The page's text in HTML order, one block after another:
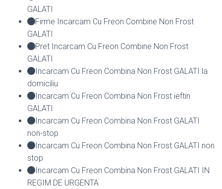
GALATI
Firme Incarcam Cu Freon Combine Non Frost
GALATI
Pret Incarcam Cu Freon Combine Non Frost
GALATI
Incarcam Cu Freon Combina Non Frost GALATI la
domiciliu
Incarcam Cu Freon Combina Non Frost ieftin
GALATI
Incarcam Cu Freon Combina Non Frost GALATI
non-stop
Incarcam Cu Freon Combina Non Frost GALATI non
stop
Incarcam Cu Freon Combina Non Frost GALATI IN
REGIM DE URGENTA